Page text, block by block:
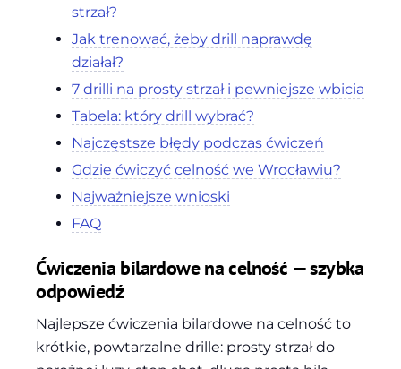
strzał?
Jak trenować, żeby drill naprawdę
działał?
7 drilli na prosty strzał i pewniejsze wbicia
Tabela: który drill wybrać?
Najczęstsze błędy podczas ćwiczeń
Gdzie ćwiczyć celność we Wrocławiu?
Najważniejsze wnioski
FAQ
Ćwiczenia bilardowe na celność — szybka
odpowiedź
Najlepsze ćwiczenia bilardowe na celność to
krótkie, powtarzalne drille: prosty strzał do